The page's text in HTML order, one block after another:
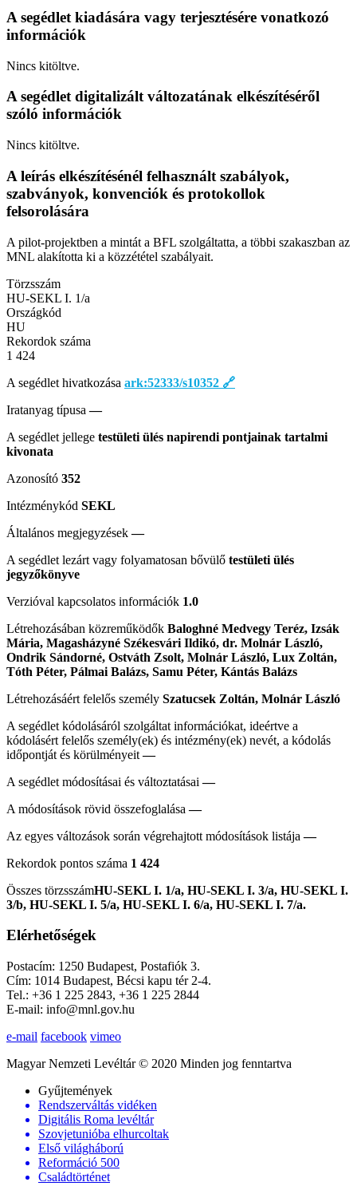
A segédlet kiadására vagy terjesztésére vonatkozó
információk
Nincs kitöltve.
A segédlet digitalizált változatának elkészítéséről
szóló információk
Nincs kitöltve.
A leírás elkészítésénél felhasznált szabályok,
szabványok, konvenciók és protokollok
felsorolására
A pilot-projektben a mintát a BFL szolgáltatta, a többi szakaszban az
MNL alakította ki a közzététel szabályait.
Törzsszám
HU-SEKL I. 1/a
Országkód
HU
Rekordok száma
1 424
A segédlet hivatkozása ark:52333/s10352 🔗
Iratanyag típusa —
A segédlet jellege testületi ülés napirendi pontjainak tartalmi
kivonata
Azonosító 352
Intézménykód SEKL
Általános megjegyzések —
A segédlet lezárt vagy folyamatosan bővülő testületi ülés
jegyzőkönyve
Verzióval kapcsolatos információk 1.0
Létrehozásában közreműködők Baloghné Medvegy Teréz, Izsák
Mária, Magasházyné Székesvári Ildikó, dr. Molnár László,
Ondrik Sándorné, Ostváth Zsolt, Molnár László, Lux Zoltán,
Tóth Péter, Pálmai Balázs, Samu Péter, Kántás Balázs
Létrehozásáért felelős személy Szatucsek Zoltán, Molnár László
A segédlet kódolásáról szolgáltat információkat, ideértve a
kódolásért felelős személy(ek) és intézmény(ek) nevét, a kódolás
időpontját és körülményeit —
A segédlet módosításai és változtatásai —
A módosítások rövid összefoglalása —
Az egyes változások során végrehajtott módosítások listája —
Rekordok pontos száma 1 424
Összes törzsszámHU-SEKL I. 1/a, HU-SEKL I. 3/a, HU-SEKL I.
3/b, HU-SEKL I. 5/a, HU-SEKL I. 6/a, HU-SEKL I. 7/a.
Elérhetőségek
Postacím: 1250 Budapest, Postafiók 3.
Cím: 1014 Budapest, Bécsi kapu tér 2-4.
Tel.: +36 1 225 2843, +36 1 225 2844
E-mail: info@mnl.gov.hu
e-mail facebook vimeo
Magyar Nemzeti Levéltár © 2020 Minden jog fenntartva
Gyűjtemények
Rendszerváltás vidéken
Digitális Roma levéltár
Szovjetunióba elhurcoltak
Első világháború
Reformáció 500
Családtörténet